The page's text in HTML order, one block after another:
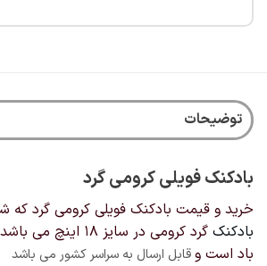
توضیحات
بادکنک فویلی کرومی گرد
خرید و قیمت بادکنک فویلی کرومی گرد
بادکنک
گرد کرومی در سایز
باد است وقابل ارسال به سراسر کشور می باشد